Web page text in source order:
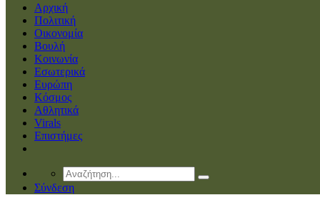
Αρχική
Πολιτική
Οικονομία
Βουλή
Κοινωνία
Εσωτερικά
Ευρώπη
Κόσμος
Αθλητικά
Virals
Επιστήμες
Σύνδεση